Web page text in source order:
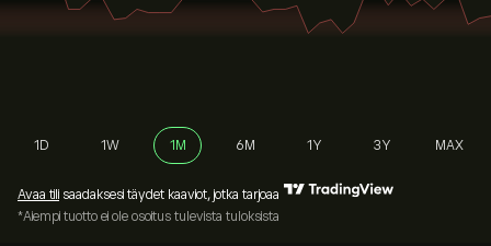
1D 1W 1M 6M 1Y 3Y MAX
Avaa tili saadaksesi täydet kaaviot, jotka tarjoaa
*Aiempi tuotto ei ole osoitus tulevista tuloksista